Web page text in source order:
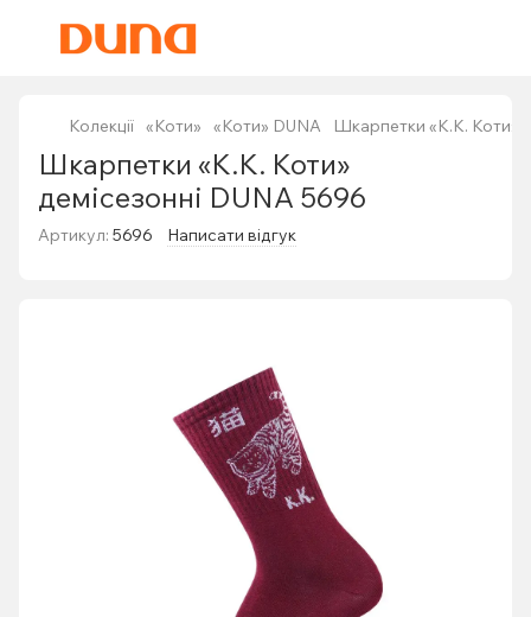
Колекції «Коти» «Коти» DUNA Шкарпетки «К.К. Коти»
Шкарпетки «К.К. Коти»
демісезонні DUNA 5696
Артикул: 5696 Написати відгук